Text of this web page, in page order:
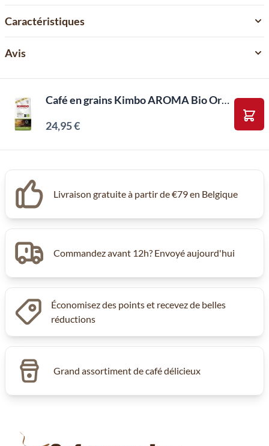
Caractéristiques
Avis
Café en grains Kimbo AROMA Bio Organic (1 kilo)
24,95 €
Livraison gratuite à partir de €79 en Belgique
Commandez avant 12h? Envoyé aujourd'hui
Économisez des points et recevez de belles
réductions
Grand assortiment de café délicieux